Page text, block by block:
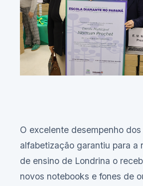
O excelente desempenho
alfabetização garantiu para a
de ensino de Londrina o
novos notebooks e fones de